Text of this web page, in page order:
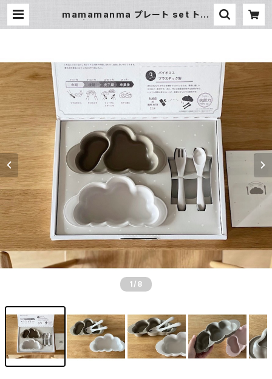
mamamanma プレート set トー
1 /8